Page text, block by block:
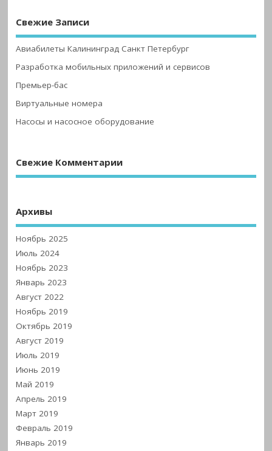
Свежие Записи
Авиабилеты Калининград Санкт Петербург
Разработка мобильных приложений и сервисов
Премьер-бас
Виртуальные номера
Насосы и насосное оборудование
Свежие Комментарии
Архивы
Ноябрь 2025
Июль 2024
Ноябрь 2023
Январь 2023
Август 2022
Ноябрь 2019
Октябрь 2019
Август 2019
Июль 2019
Июнь 2019
Май 2019
Апрель 2019
Март 2019
Февраль 2019
Январь 2019